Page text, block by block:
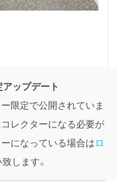
ップデート
限定で公開されていま
レクターになる必要が
になっている場合はロ
します。